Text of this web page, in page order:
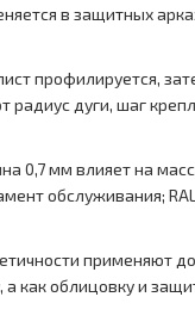
в защитных
профилируется,
дуги, шаг
0,7 мм влияет на
обслуживания;
применяют
облицовку и